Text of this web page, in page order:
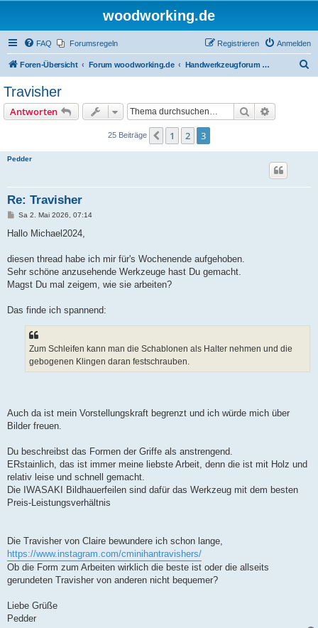
woodworking.de
FAQ Forumsregeln Anmelden
Registrieren
Foren-Übersicht Forum woodworking.de Handwerkzeugforum - das leise Forum
Travisher
Antworten Suche
25 Beiträge Vorherige
1 2 3
Pedder
Re: Travisher
B
i
a
Sa 2. Mai 2026, 07:14
Hallo Michael2024,
diesen thread habe ich mir für's Wochenende aufgehoben.
Sehr schöne anzusehende Werkzeuge hast Du gemacht.
Magst Du mal zeigem, wie sie arbeiten?
Das finde ich spannend:
Zum Schleifen kann man die Schablonen als Halter nehmen und die
gebogenen Klingen daran festschrauben.
Auch da ist mein Vorstellungskraft begrenzt und ich würde mich über
Bilder freuen.
Du beschreibst das Formen der Griffe als anstrengend.
ERstainlich, das ist immer meine liebste Arbeit, denn die ist mit Holz und
relativ leise und schnell gemacht.
Die IWASAKI Bildhauerfeilen sind dafür das Werkzeug mit dem besten
Preis-Leistungsverhältnis
Die Travisher von Claire bewundere ich schon lange,
https://www.instagram.com/cminihantravishers/
Ob die Form zum Arbeiten wirklich die beste ist oder die allseits
gerundeten Travisher von anderen nicht bequemer?
Liebe Grüße
Pedder